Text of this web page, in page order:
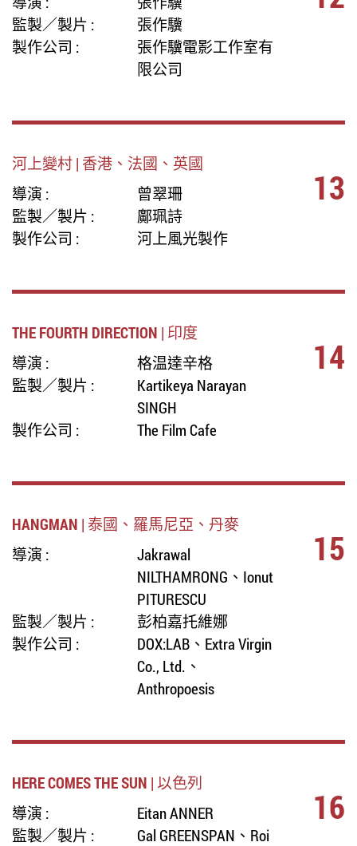
監製／製片 :
張作驥
製作公司 :
張作驥電影工作室有
限公司
河上變村 | 香港、法國、英國
導演 :
曾翠珊
監製／製片 :
鄺珮詩
製作公司 :
河上風光製作
13
THE FOURTH DIRECTION | 印度
導演 :
格温達辛格
監製／製片 :
Kartikeya Narayan
SINGH
製作公司 :
The Film Cafe
14
HANGMAN | 泰國、羅馬尼亞、丹麥
導演 :
Jakrawal
NILTHAMRONG、Ionut
PITURESCU
監製／製片 :
彭柏嘉托維娜
製作公司 :
DOX:LAB、Extra Virgin
Co., Ltd.、
Anthropoesis
15
HERE COMES THE SUN | 以色列
導演 :
Eitan ANNER
監製／製片 :
Gal GREENSPAN、Roi
16